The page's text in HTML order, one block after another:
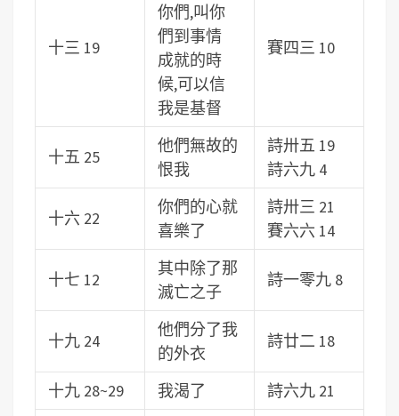
十三 19
你們,叫你
們到事情
成就的時
候,可以信
我是基督
賽四三 10
十五 25
他們無故的
恨我
詩卅五 19
詩六九 4
十六 22
你們的心就
喜樂了
詩卅三 21
賽六六 14
十七 12
其中除了那
滅亡之子
詩一零九 8
十九 24
他們分了我
的外衣
詩廿二 18
十九 28~29 我渴了 詩六九 21